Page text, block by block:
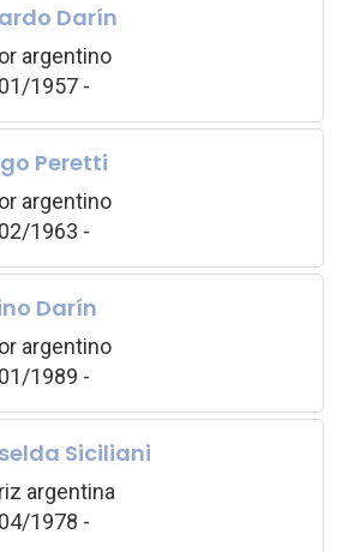
Darín
argentino
1957 -
Peretti
argentino
1963 -
Darín
argentino
1989 -
Siciliani
argentina
1978 -